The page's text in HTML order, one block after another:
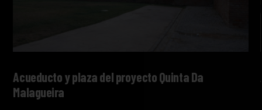
Acueducto y plaza del proyecto Quinta Da
Malagueira